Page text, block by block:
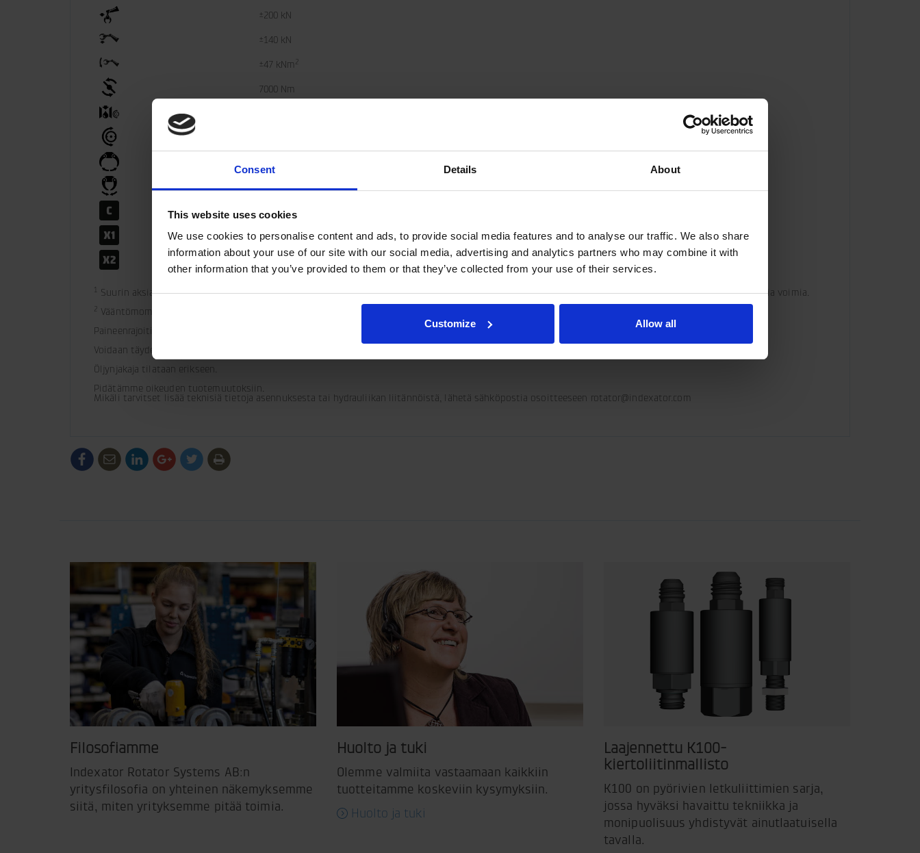
Consent Details About
This website uses cookies
We use cookies to personalise content and ads, to provide social media features and to analyse our traffic. We also share
information about your use of our site with our social media, advertising and analytics partners who may combine it with
other information that you’ve provided to them or that they’ve collected from your use of their services.
Customize Allow all
±200 kN
±140 kN
±47 kNm 2
7000 Nm
40 MPa
25 MPa
40 MPa
1 Suurin aksiaalinen staattinen kuorma tarkoittaa vapaasti riippuvien lastien aiheuttamaa teoreettista enimmäiskuormitusta ilman kiihtyvyyden tuottamia voimia.
2 Vääntömomentti ei saa yhdistää aksiaalikuormaan.
Paineenrajoitin asennettu moottoriin.
Voidaan täydentää letkusuoja.
Öljynjakaja tilataan erikseen.
Pidätämme oikeuden tuotemuutoksiin.
Mikäli tarvitset lisää teknisiä tietoja asennuksesta tai hydrauliikan liitännöistä, lähetä sähköpostia osoitteeseen rotator@indexator.com
/generic/labels/toolbar/share-
social-
/generic/labels/toolbar/tip
/generic/labels/toolbar/share-
social-
/generic/labels/toolbar/share-
social-
/generic/labels/toolbar/share-
social-
Filosofiamme
Indexator Rotator Systems AB:n
yritysfilosofia on yhteinen näkemyksemme
siitä, miten yrityksemme pitää toimia.
Huolto ja tuki
Olemme valmiita vastaamaan kaikkiin
tuotteitamme koskeviin kysymyksiin.
Huolto ja tuki
Laajennettu K100-
kiertoliitinmallisto
K100 on pyörivien letkuliittimien sarja,
jossa hyväksi havaittu tekniikka ja
monipuolisuus yhdistyvät ainutlaatuisella
tavalla.